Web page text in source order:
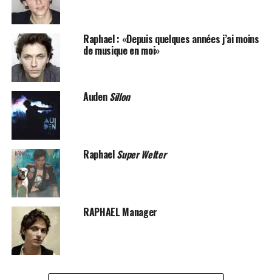
SUJETS ASSOCIÉS:
Raphael : «Depuis quelques années j’ai moins
de musique en moi»
AudenSillon
RaphaelSuper Welter
RAPHAEL Manager